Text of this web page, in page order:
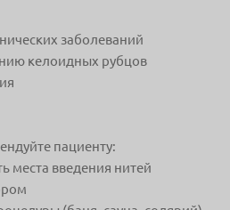
заболеваний
келоидных рубцов
пациенту:
места введения нитей